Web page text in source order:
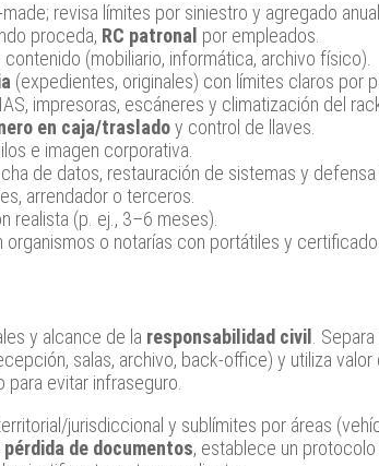
revisa límites por siniestro y agregado
proceda, RC patronal por empleados.
(mobiliario, informática, archivo físico).
(expedientes, originales) con límites claros por
impresoras, escáneres y climatización del
en caja/trasladoy control de llaves.
e imagen corporativa.
de datos, restauración de sistemas y
arrendador o terceros.
realista (p. ej., 3–6 meses).
o notarías con portátiles y
y alcance de la responsabilidad civil . Separa
salas, archivo, back‑office) y utiliza valor
evitar infraseguro.
jurisdiccional y sublímites por áreas
pérdida de documentos, establece un